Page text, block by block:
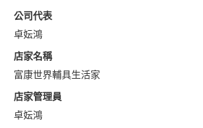
公司代表
卓妘鴻
店家名稱
富康世界輔具生活家
店家管理員
卓妘鴻